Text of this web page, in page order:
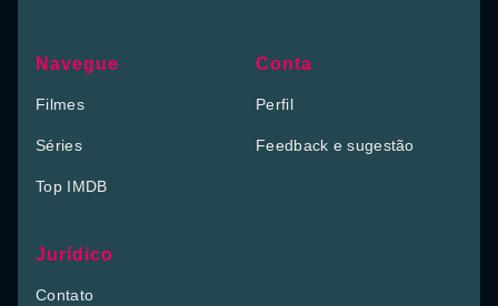
Navegue
Filmes
Séries
Top IMDB
Conta
Perfil
Feedback e sugestão
Jurídico
Contato